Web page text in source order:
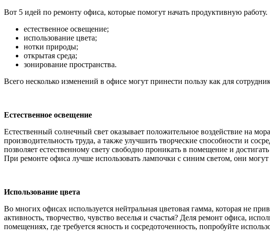
Вот 5 идей по ремонту офиса, которые помогут начать продуктивную работу.
естественное освещение;
использование цвета;
нотки природы;
открытая среда;
зонирование пространства.
Всего несколько изменений в офисе могут принести пользу как для
Естественное освещение
Естественный солнечный свет оказывает положительное воздействие на
производительность труда, а также улучшить творческие способности и
позволяет естественному свету свободно проникать в помещение и
При ремонте офиса лучше использовать лампочки с синим светом, они
Использование цвета
Во многих офисах используется нейтральная цветовая гамма, которая не
активность, творчество, чувство веселья и счастья? Деля ремонт офиса,
помещениях, где требуется ясность и сосредоточенность, попробуйте